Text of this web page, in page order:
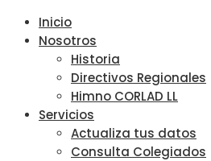
Inicio
Nosotros
Historia
Directivos Regionales
Himno CORLAD LL
Servicios
Actualiza tus datos
Consulta Colegiados